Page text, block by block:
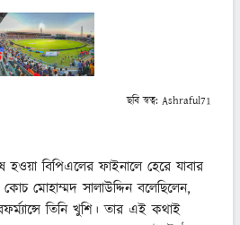
ছবি স্বত্ব: Ashraful71
বিপিএলের ফাইনালে হেরে যাবার
কোচ মোহাম্মদ সালাউদ্দিন বলেছিলেন,
তিনি খুশি। তার এই কথাই